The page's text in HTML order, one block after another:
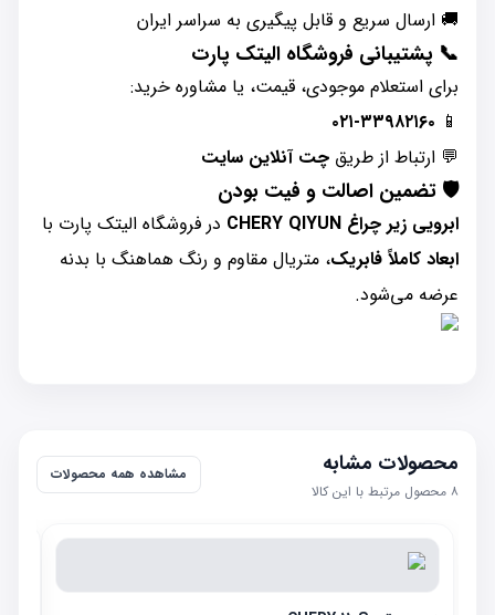
🚚 ارسال سریع و قابل پیگیری به سراسر ایران
📞 پشتیبانی فروشگاه الیتک پارت
برای استعلام موجودی، قیمت، یا مشاوره خرید:
📱 ۰۲۱-۳۳۹۸۲۱۶۰
💬 ارتباط از طریق چت آنلاین سایت
🛡️ تضمین اصالت و فیت بودن
ابرویی زیر چراغ CHERY QIYUN
در فروشگاه الیتک پارت با
ابعاد کاملاً فابریک، متریال مقاوم و رنگ هماهنگ با بدنه
عرضه می‌شود.
محصولات مشابه
۸ محصول مرتبط با این کالا
مشاهده همه محصولات